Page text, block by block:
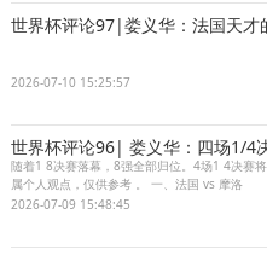
世界杯评论97|娄义华：法国天才
2026-07-10 15:25:57
世界杯评论96| 娄义华：四场1/4
随着1 8决赛落幕，8强全部归位。4场1 4决赛
属个人观点，仅供参考 。 一、法国 vs 摩洛
2026-07-09 15:48:45